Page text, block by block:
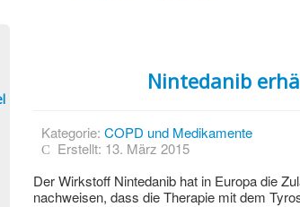
Nintedanib
Kategorie: COPD und Medikamente
Erstellt: 13. März 2015
Der Wirkstoff Nintedanib hat in Europa die
nachweisen, dass die Therapie mit dem